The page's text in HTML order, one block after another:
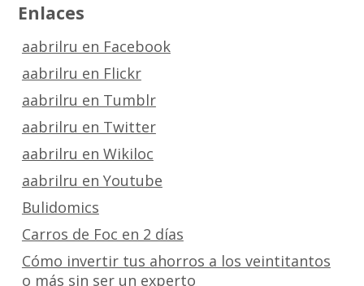
Enlaces
aabrilru en Facebook
aabrilru en Flickr
aabrilru en Tumblr
aabrilru en Twitter
aabrilru en Wikiloc
aabrilru en Youtube
Bulidomics
Carros de Foc en 2 días
Cómo invertir tus ahorros a los veintitantos
o más sin ser un experto